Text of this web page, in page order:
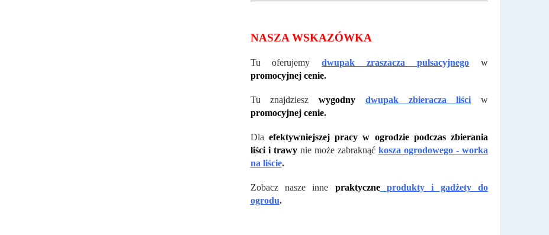
NASZA WSKAZÓWKA
Tu oferujemydwupak zraszacza pulsacyjnego w
promocyjnej cenie.
Tu znajdziesz wygodny dwupak zbieracza liściw
promocyjnej cenie.
Dla efektywniejszej pracy w ogrodzie podczas zbierania
liści i trawynie może zabraknąć kosza ogrodowego - worka
na liście.
Zobacz nasze inne praktyczne
produkty i gadżety do
ogrodu.